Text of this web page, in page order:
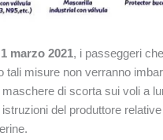
1 marzo 2021, i passeggeri
tali misure non verranno
di scorta sui voli a
del produttore